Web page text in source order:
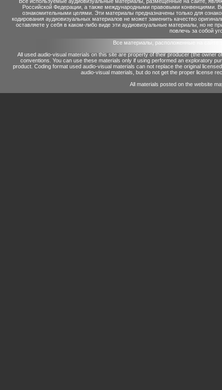
Российской Федерации, а также международными правовыми конвенциями.
ознакомительными целями. Эти материалы предназначены только для
кодирования аудиовизуальных материалов не может заменить качество
оставляете у себя в каком-либо виде эти аудиовизуальные материалы, но не
повлечь за собой
Все материалы, расположенные на сайте
All used audio-visual materials on this site are property of their producer (the owner
conventions. You can use these materials only if using performed an exploratory
product. Coding format used audio-visual materials can not replace the original
audio-visual materials, but do not get the proper license
All materials posted on the website